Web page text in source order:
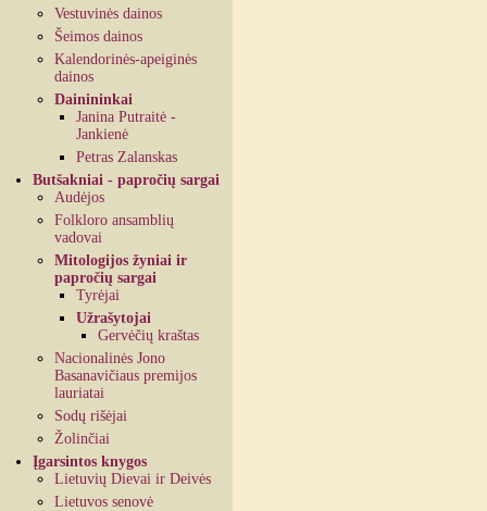
Vestuvinės dainos
Šeimos dainos
Kalendorinės-apeiginės
dainos
Dainininkai
Janina Putraitė -
Jankienė
Petras Zalanskas
Butšakniai - papročių sargai
Audėjos
Folkloro ansamblių
vadovai
Mitologijos žyniai ir
papročių sargai
Tyrėjai
Užrašytojai
Gervėčių kraštas
Nacionalinės Jono
Basanavičiaus premijos
lauriatai
Sodų rišėjai
Žolinčiai
Įgarsintos knygos
Lietuvių Dievai ir Deivės
Lietuvos senovė